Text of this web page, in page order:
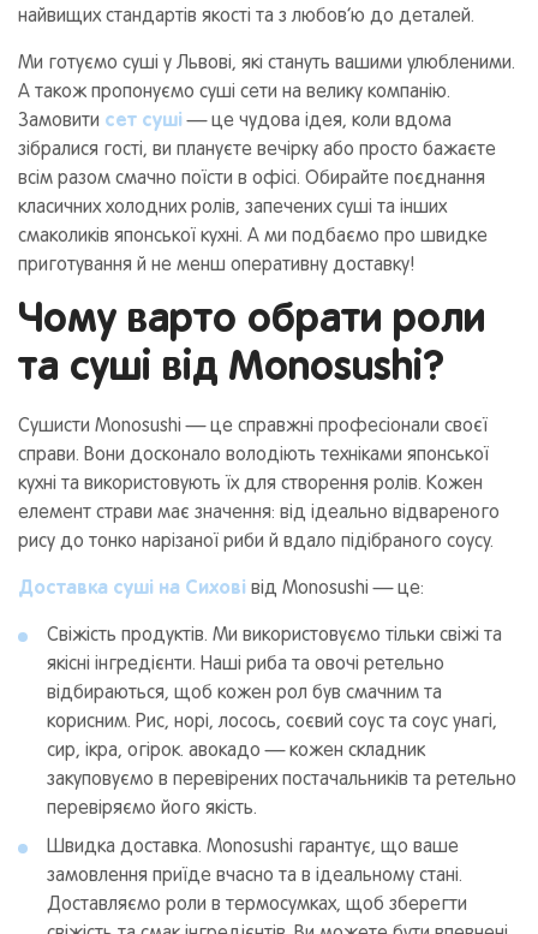
найвищих стандартів якості та з любов’ю до деталей.
Ми готуємо суші у Львові, які стануть вашими улюбленими.
А також пропонуємо суші сети на велику компанію.
Замовити сет суші — це чудова ідея, коли вдома
зібралися гості, ви плануєте вечірку або просто бажаєте
всім разом смачно поїсти в офісі. Обирайте поєднання
класичних холодних ролів, запечених суші та інших
смаколиків японської кухні. А ми подбаємо про швидке
приготування й не менш оперативну доставку!
Чому варто обрати роли
та суші від Monosushi?
Сушисти Monosushi — це справжні професіонали своєї
справи. Вони досконало володіють техніками японської
кухні та використовують їх для створення ролів. Кожен
елемент страви має значення: від ідеально відвареного
рису до тонко нарізаної риби й вдало підібраного соусу.
Доставка суші на Сихові від Monosushi — це:
Свіжість продуктів. Ми використовуємо тільки свіжі та
якісні інгредієнти. Наші риба та овочі ретельно
відбираються, щоб кожен рол був смачним та
корисним. Рис, норі, лосось, соєвий соус та соус унагі,
сир, ікра, огірок. авокадо — кожен складник
закуповуємо в перевірених постачальників та ретельно
перевіряємо його якість.
Швидка доставка. Monosushi гарантує, що ваше
замовлення приїде вчасно та в ідеальному стані.
Доставляємо роли в термосумках, щоб зберегти